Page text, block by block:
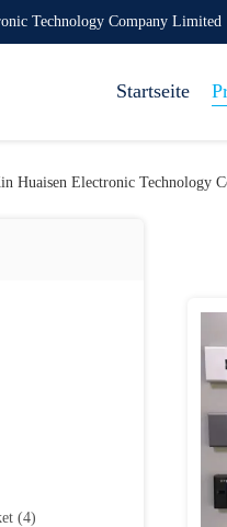
Technology Company Limited
Startseite
Huaisen Electronic Technology
(4)